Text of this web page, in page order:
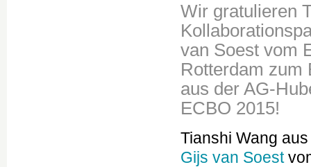
Wir gratulieren
van Soest vom
Rotterdam zum
aus der AG-
ECBO 2015!
Tianshi Wang
Gijs van Soest